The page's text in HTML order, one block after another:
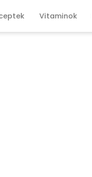
Vitaminok